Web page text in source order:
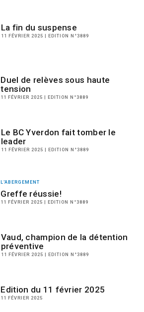
La fin du suspense
11 FÉVRIER 2025 | EDITION N°3889
Duel de relèves sous haute
tension
11 FÉVRIER 2025 | EDITION N°3889
Le BC Yverdon fait tomber le
leader
11 FÉVRIER 2025 | EDITION N°3889
L'ABERGEMENT
Greffe réussie!
11 FÉVRIER 2025 | EDITION N°3889
Vaud, champion de la détention
préventive
11 FÉVRIER 2025 | EDITION N°3889
Edition du 11 février 2025
11 FÉVRIER 2025